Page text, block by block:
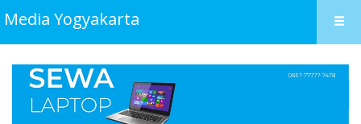
Media Yogyakarta